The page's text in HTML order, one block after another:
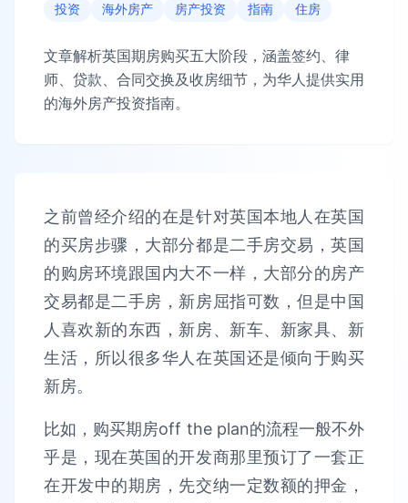
投资 海外房产 房产投资 指南 住房
文章解析英国期房购买五大阶段，涵盖签约、律
师、贷款、合同交换及收房细节，为华人提供实用
的海外房产投资指南。
之前曾经介绍的在是针对英国本地人在英国
的买房步骤，大部分都是二手房交易，英国
的购房环境跟国内大不一样，大部分的房产
交易都是二手房，新房屈指可数，但是中国
人喜欢新的东西，新房、新车、新家具、新
生活，所以很多华人在英国还是倾向于购买
新房。
比如，购买期房off the plan的流程一般不外
乎是，现在英国的开发商那里预订了一套正
在开发中的期房，先交纳一定数额的押金，